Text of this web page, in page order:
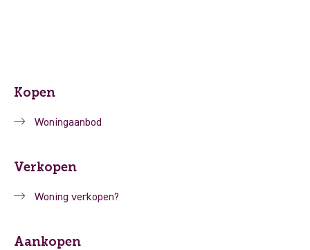
Kopen
Woningaanbod
Verkopen
Woning verkopen?
Aankopen